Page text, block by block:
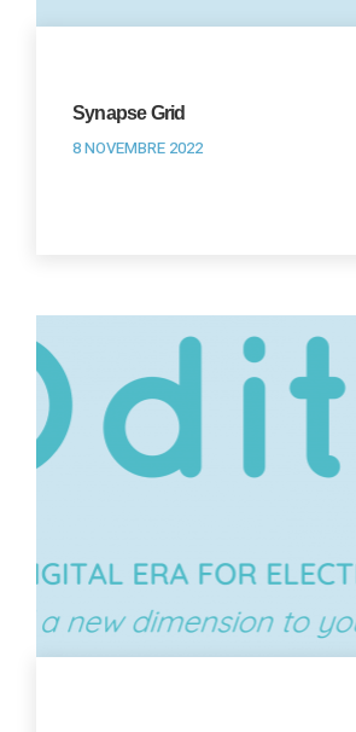
Synapse Grid
8 NOVEMBRE 2022